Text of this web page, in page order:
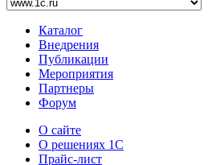
Каталог
Внедрения
Публикации
Мероприятия
Партнеры
Форум
О сайте
О решениях 1С
Прайс-лист